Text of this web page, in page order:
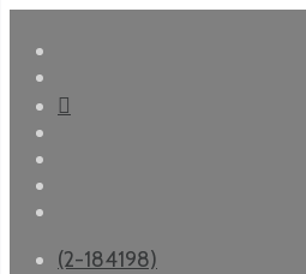
(2-184198)